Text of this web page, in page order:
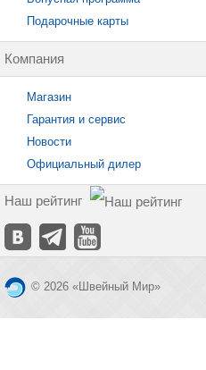
Подарочные карты
Компания
Магазин
Гарантия и сервис
Новости
Официальный дилер
Наш рейтинг
© 2026 «Швейный Мир»